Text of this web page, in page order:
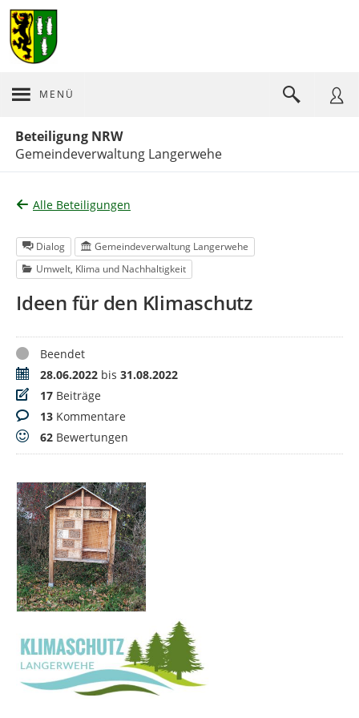
MENÜ
Beteiligung NRW
Gemeindeverwaltung Langerwehe
Alle Beteiligungen
Dialog
Gemeindeverwaltung Langerwehe
Umwelt, Klima und Nachhaltigkeit
Ideen für den Klimaschutz
StatusBeendet
Zeitraum28.06.2022 bis 31.08.2022
Beiträge
17 Beiträge
Kommentare
13 Kommentare
Bewertungen
62 Bewertungen